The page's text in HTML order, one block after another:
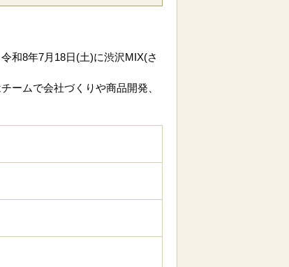
和8年7月18日(土)に渋沢MIX(さ
ームで会社づくりや商品開発、